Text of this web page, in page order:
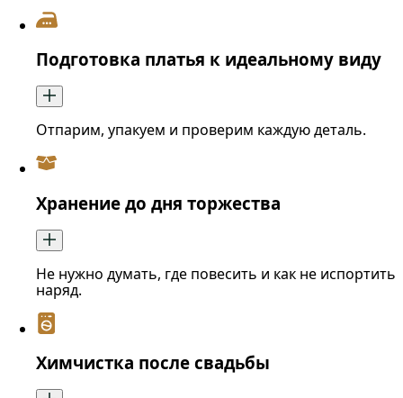
Подготовка платья к идеальному виду
Отпарим, упакуем и проверим каждую деталь.
Хранение до дня торжества
Не нужно думать, где повесить и как не испортить
наряд.
Химчистка после свадьбы